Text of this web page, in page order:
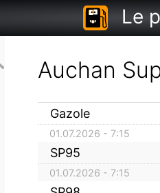
Le
Auchan
Gazole
01.07.2026 - 7:15
SP95
01.07.2026 - 7:15